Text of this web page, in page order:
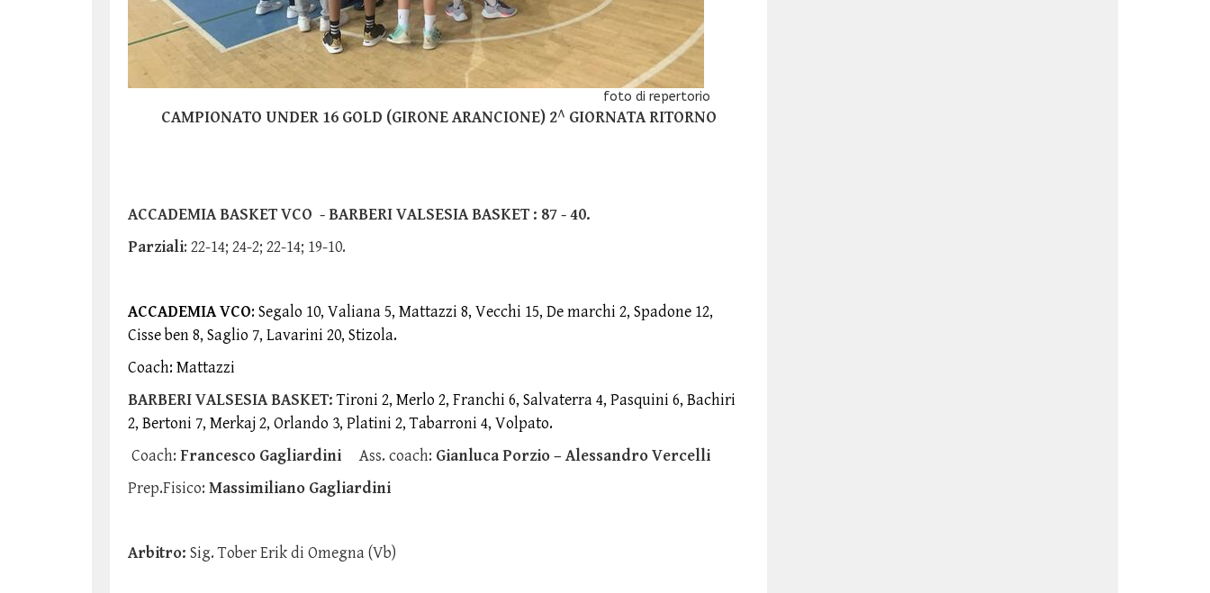
foto di repertorio
CAMPIONATO UNDER 16 GOLD (GIRONE ARANCIONE) 2^ GIORNATA RITORNO
ACCADEMIA BASKET VCO - BARBERI VALSESIA BASKET : 87 - 40.
Parziali: 22-14; 24-2; 22-14; 19-10.
ACCADEMIA VCO: Segalo 10, Valiana 5, Mattazzi 8, Vecchi 15, De marchi 2, Spadone 12,
Cisse ben 8, Saglio 7, Lavarini 20, Stizola.
Coach: Mattazzi
BARBERI VALSESIA BASKET:Tironi 2, Merlo 2, Franchi 6, Salvaterra 4, Pasquini 6, Bachiri
2, Bertoni 7, Merkaj 2, Orlando 3, Platini 2, Tabarroni 4, Volpato.
Coach: Francesco Gagliardini Ass. coach: Gianluca Porzio – Alessandro Vercelli
Prep.Fisico: Massimiliano Gagliardini
Arbitro: Sig. Tober Erik di Omegna (Vb)